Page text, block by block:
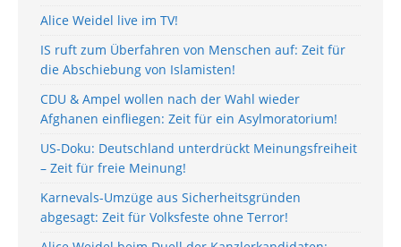
Alice Weidel live im TV!
IS ruft zum Überfahren von Menschen auf: Zeit für
die Abschiebung von Islamisten!
CDU & Ampel wollen nach der Wahl wieder
Afghanen einfliegen: Zeit für ein Asylmoratorium!
US-Doku: Deutschland unterdrückt Meinungsfreiheit
– Zeit für freie Meinung!
Karnevals-Umzüge aus Sicherheitsgründen
abgesagt: Zeit für Volksfeste ohne Terror!